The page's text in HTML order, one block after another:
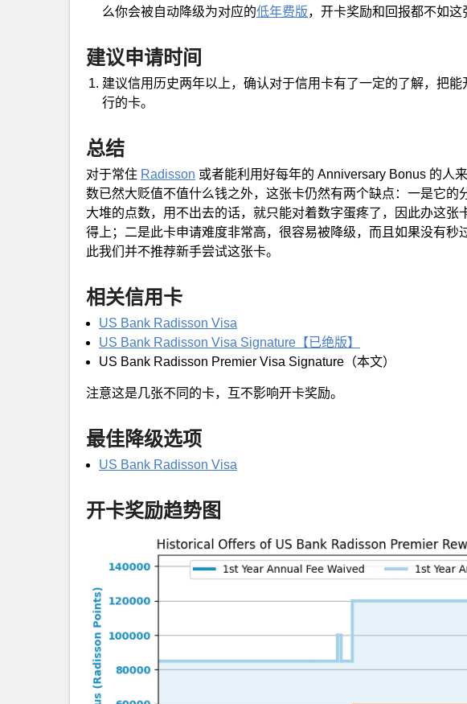
么你会被自动降级为对应的低年费版，开卡奖励和回报都不如这
建议申请时间
建议信用历史两年以上，确认对于信用卡有了一定的了解，把
行的卡。
总结
对于常住 Radisson 或者能利用好每年的 Anniversary Bonus 的人
数已然大贬值不值什么钱之外，这张卡仍然有两个缺点：一是它的
大堆的点数，用不出去的话，就只能对着数字蛋疼了，因此办这张
得上；二是此卡申请难度非常高，很容易被降级，而且如果没有秒
此我们并不推荐新手尝试这张卡。
相关信用卡
US Bank Radisson Visa
US Bank Radisson Visa Signature【已绝版】
US Bank Radisson Premier Visa Signature（本文）
注意这是几张不同的卡，互不影响开卡奖励。
最佳降级选项
US Bank Radisson Visa
开卡奖励趋势图